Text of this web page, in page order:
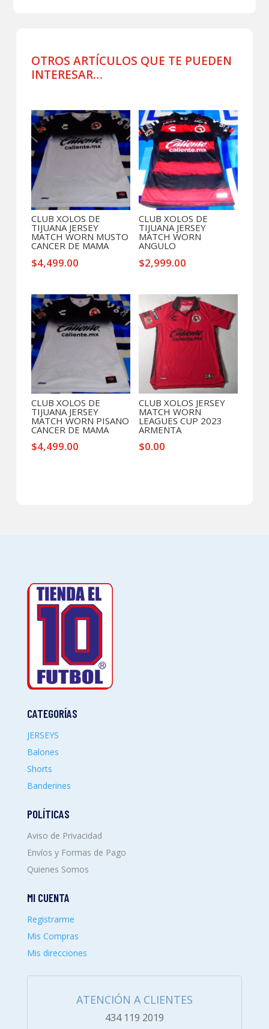
JUEGO
cantidad
OTROS ARTÍCULOS QUE TE PUEDEN
INTERESAR…
CLUB XOLOS DE
TIJUANA JERSEY
MATCH WORN MUSTO
CANCER DE MAMA
$4,499.00
CLUB XOLOS DE
TIJUANA JERSEY
MATCH WORN
ANGULO
$2,999.00
CLUB XOLOS DE
TIJUANA JERSEY
MATCH WORN PISANO
CANCER DE MAMA
$4,499.00
CLUB XOLOS JERSEY
MATCH WORN
LEAGUES CUP 2023
ARMENTA
$0.00
CATEGORÍAS
JERSEYS
Balones
Shorts
Banderines
POLÍTICAS
Aviso de Privacidad
Envíos y Formas de Pago
Quienes Somos
MI CUENTA
Registrarme
Mis Compras
Mis direcciones
ATENCIÓN A CLIENTES
434 119 2019